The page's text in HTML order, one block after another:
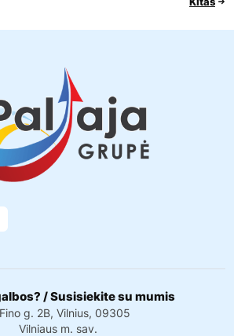
/ Susisiekite su mumis
g. 2B, Vilnius, 09305
Vilniaus m. sav.